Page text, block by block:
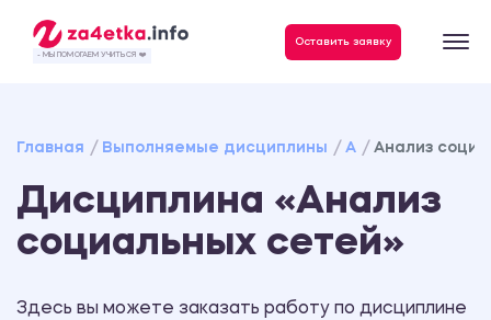
- МЫ ПОМОГАЕМ УЧИТЬСЯ ❤️
Оставить заявку
Главная Выполняемые дисциплины А Анализ
Дисциплина «Анализ
социальных сетей»
Здесь вы можете заказать работу по дисциплине